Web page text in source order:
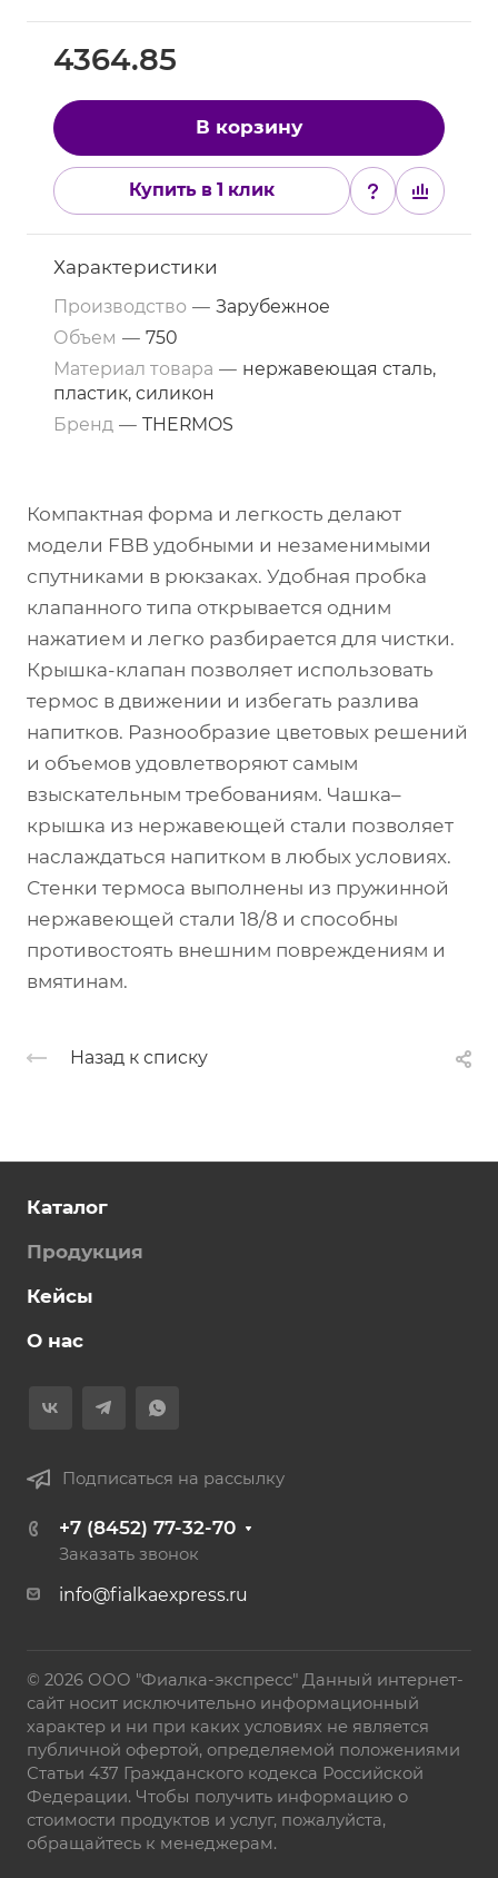
4364.85
В корзину
Купить в 1 клик
Характеристики
Производство — Зарубежное
Объем — 750
Материал товара — нержавеющая сталь,
пластик, силикон
Бренд — THERMOS
Компактная форма и легкость делают
модели FBB удобными и незаменимыми
спутниками в рюкзаках. Удобная пробка
клапанного типа открывается одним
нажатием и легко разбирается для чистки.
Крышка-клапан позволяет использовать
термос в движении и избегать разлива
напитков. Разнообразие цветовых решений
и объемов удовлетворяют самым
взыскательным требованиям. Чашка–
крышка из нержавеющей стали позволяет
наслаждаться напитком в любых условиях.
Стенки термоса выполнены из пружинной
нержавеющей стали 18/8 и способны
противостоять внешним повреждениям и
вмятинам.
Назад к списку
Каталог
Продукция
Кейсы
О нас
Подписаться на рассылку
+7 (8452) 77-32-70
Заказать звонок
info@fialkaexpress.ru
© 2026 ООО "Фиалка-экспресс" Данный интернет-
сайт носит исключительно информационный
характер и ни при каких условиях не является
публичной офертой, определяемой положениями
Статьи 437 Гражданского кодекса Российской
Федерации. Чтобы получить информацию о
стоимости продуктов и услуг, пожалуйста,
обращайтесь к менеджерам.